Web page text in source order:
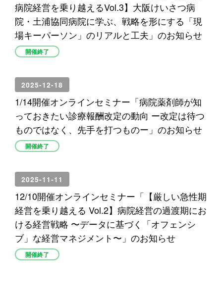
病院経営を乗り越えるVol.3】大阪けいさつ病
院・土浦協同病院に学ぶ、戦略を形にする「現
場キーパーソン」のリアルと工夫」のお知らせ
開催終了
2025-12-18
1/14開催オンラインセミナー「病院薬剤師が知
っておきたい診療報酬改定の動向 ー改定は待つ
ものではなく、先手を打つものー」のお知らせ
開催終了
2025-11-11
12/10開催オンラインセミナー「【厳しい急性期
経営を乗り越える Vol.2】病院経営の過渡期にお
ける経営戦略 〜データに基づく「オフェンシ
ブ」な経営マネジメント〜」のお知らせ
開催終了